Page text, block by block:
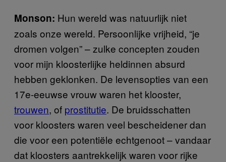
Monson: Hun wereld was natuurlijk niet
zoals onze wereld. Persoonlijke vrijheid, “je
dromen volgen” – zulke concepten zouden
voor mijn kloosterlijke heldinnen absurd
hebben geklonken. De levensopties van een
17e-eeuwse vrouw waren het klooster,
trouwen, of prostitutie. De bruidsschatten
voor kloosters waren veel bescheidener dan
die voor een potentiële echtgenoot – vandaar
dat kloosters aantrekkelijk waren voor rijke